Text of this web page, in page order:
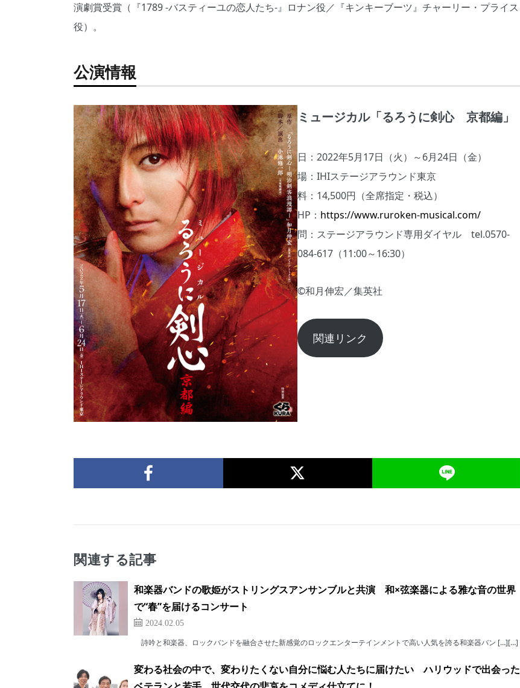
演劇賞受賞（『1789 -バスティーユの恋人たち-』ロナン役／『キンキーブーツ』チャーリー・プライス
役）。
公演情報
ミュージカル「るろうに剣心 京都編」
日：2022年5月17日（火）～6月24日（金）
場：IHIステージアラウンド東京
料：14,500円（全席指定・税込）
HP： https://www.ruroken-musical.com/
問：ステージアラウンド専用ダイヤル tel.0570-
084-617（11:00～16:30）
©和月伸宏／集英社
関連リンク
関連する記事
和楽器バンドの歌姫がストリングスアンサンブルと共演 和×弦楽器による雅な音の世界
で“春”を届けるコンサート
2024.02.05
詩吟と和楽器、ロックバンドを融合させた新感覚のロックエンターテインメントで高い人気を誇る和楽器バン […][…]
変わる社会の中で、変わりたくない自分に悩む人たちに届けたい ハリウッドで出会った